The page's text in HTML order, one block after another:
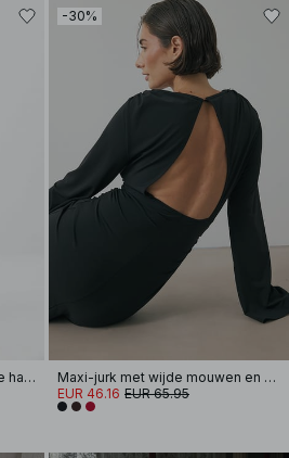
Gebreide maxi-jurk met ronde hals en ruches
-30%
Maxi-jurk met wijde mouwen en open rug
EUR 46.16 EUR 65.95